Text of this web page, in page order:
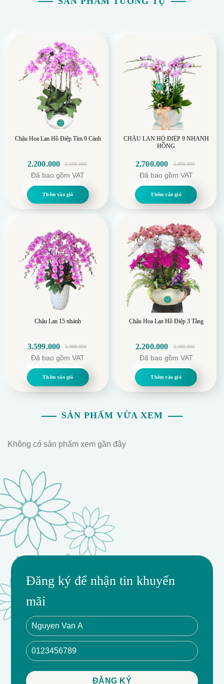
Chậu Hoa Lan Hồ Điệp Tím 9 Cành
2.500.000
gốc
là:
2.500.000.
2.200.000
hiện
tại
là:
Đã bao gồm VAT
Thêm vào giỏ
CHẬU LAN HỒ ĐIỆP 9 NHANH
HỒNG
2.999.000
gốc
là:
2.999.000.
2.700.000
hiện
tại
là:
Đã bao gồm VAT
Thêm vào giỏ
Chậu Lan 15 nhánh
3.999.000
gốc
là:
3.999.000.
3.599.000
hiện
tại
là:
3.599.000.
Đã bao gồm VAT
Thêm vào giỏ
Chậu Hoa Lan Hồ Điệp 3 Tầng
2.400.000
gốc
là:
2.400.000.
2.200.000
hiện
tại
là:
2.200.000.
Đã bao gồm VAT
Thêm vào giỏ
SẢN PHẨM VỪA XEM
Không có sản phẩm xem gần đây
Đăng ký để nhận tin khuyến
mãi